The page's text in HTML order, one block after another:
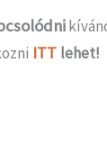
ITT lehet!